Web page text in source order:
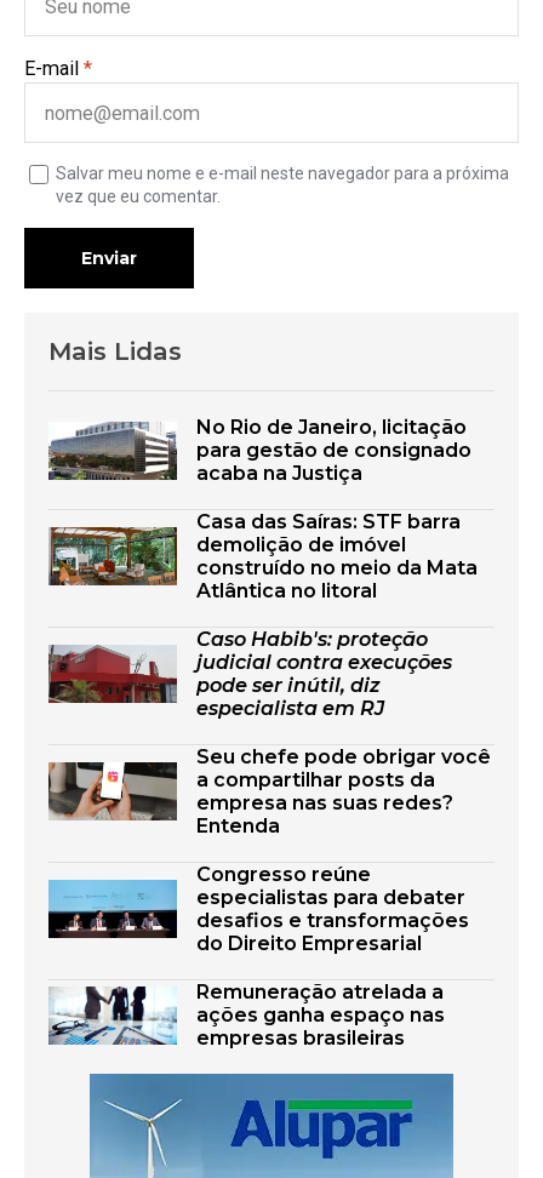
E-mail *
Salvar meu nome e e-mail neste navegador para a próxima
vez que eu comentar.
Enviar
Mais Lidas
No Rio de Janeiro, licitação
para gestão de consignado
acaba na Justiça
Casa das Saíras: STF barra
demolição de imóvel
construído no meio da Mata
Atlântica no litoral
Caso Habib's: proteção
judicial contra execuções
pode ser inútil, diz
especialista em RJ
Seu chefe pode obrigar você
a compartilhar posts da
empresa nas suas redes?
Entenda
Congresso reúne
especialistas para debater
desafios e transformações
do Direito Empresarial
Remuneração atrelada a
ações ganha espaço nas
empresas brasileiras